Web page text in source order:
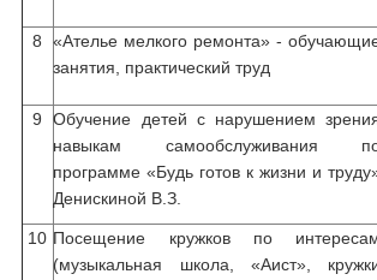
8
«Ателье мелкого ремонта» -
занятия, практический труд
9
Обучение детей с нарушением
навыкам самообслуживания
программе «Будь готов к жизни и
Денискиной В.З.
10 Посещение кружков по
(музыкальная школа, «Аист»,